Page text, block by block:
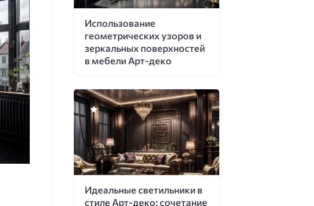
Использование
геометрических узоров и
зеркальных поверхностей
в мебели Арт-деко
Идеальные светильники в
стиле Арт-деко: сочетание